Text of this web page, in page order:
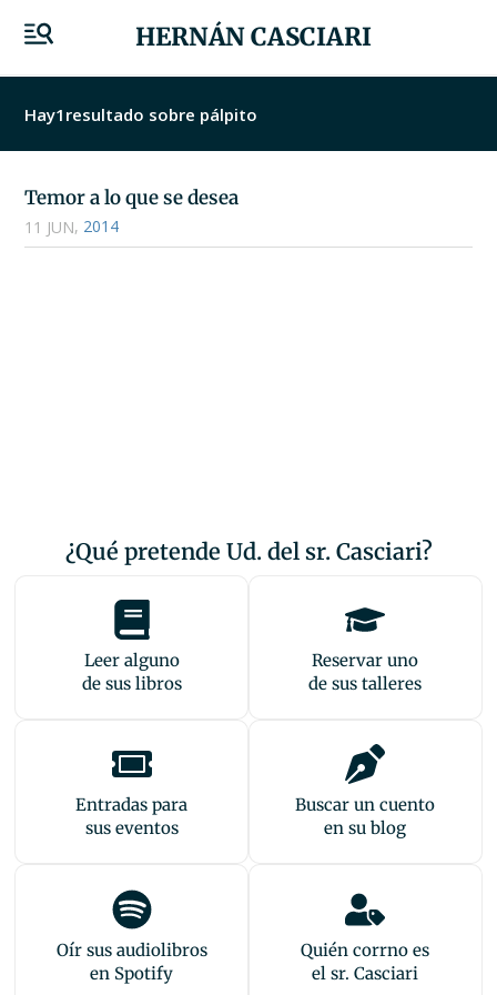
HERNÁN CASCIARI
Hay1 resultado sobre pálpito
Temor a lo que se desea
11 JUN, 2014
¿Qué pretende Ud. del sr. Casciari?
Leer alguno
de sus libros
Reservar uno
de sus talleres
Entradas para
sus eventos
Buscar un cuento
en su blog
Oír sus audiolibros
en Spotify
Quién corrno es
el sr. Casciari